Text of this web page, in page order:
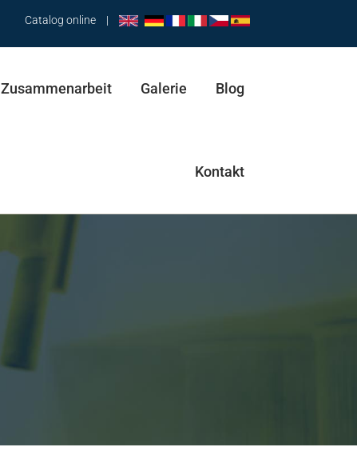
Catalog online |
Zusammenarbeit Galerie Blog
Kontakt